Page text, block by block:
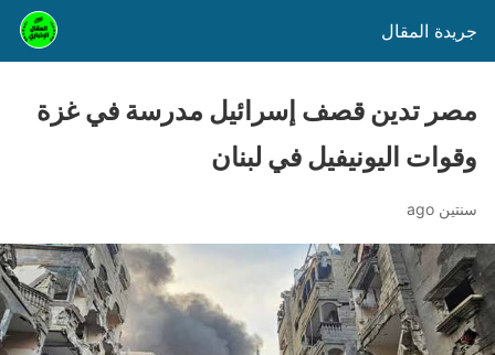
جريدة المقال
مصر تدين قصف إسرائيل مدرسة في غزة
وقوات اليونيفيل في لبنان
سنتين ago